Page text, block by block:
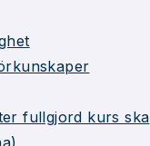
fullgjord kurs ska